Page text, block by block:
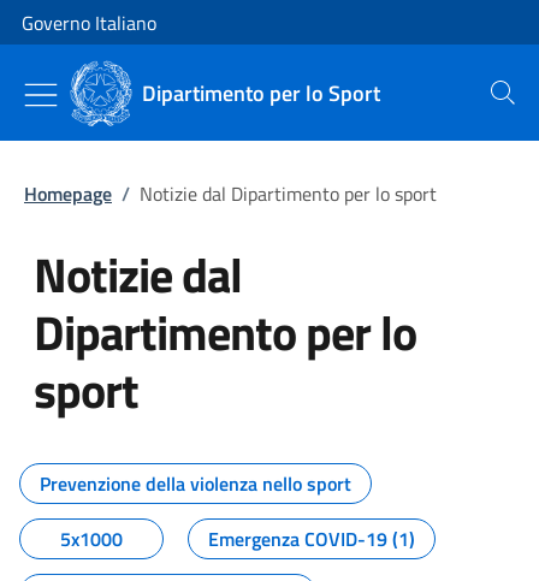
Vai al contenuto
Vai alla navigazione del sito
Governo Italiano
Dipartimento per lo Sport Cerca
Homepage / Notizie dal Dipartimento per lo sport
Notizie dal
Dipartimento per lo
sport
Tutti i contenuti della pagina
Prevenzione della violenza nello sport
5x1000
Emergenza COVID-19 (1)